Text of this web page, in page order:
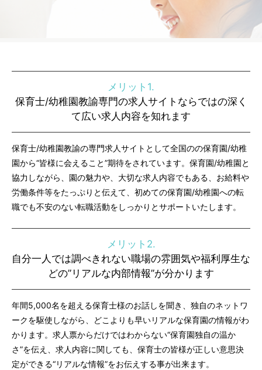
メリット1.
保育士/幼稚園教諭専門の求人サイトならではの深く
て広い求人内容を知れます
保育士/幼稚園教諭の専門求人サイトとして全国のの保育園/幼稚
園から“皆様に会えること”期待をされています。保育園/幼稚園と
協力しながら、園の魅力や、大切な求人内容でもある、お給料や
労働条件等をたっぷりと伝えて、初めての保育園/幼稚園への転
職でも不安のない転職活動をしっかりとサポートいたします。
メリット2.
自分一人では調べきれない職場の雰囲気や福利厚生な
どの”リアルな内部情報”が分かります
年間5,000名を超える保育士様のお話しを聞き、独自のネットワ
ークを駆使しながら、どこよりも早いリアルな保育園の情報がわ
かります。求人票からだけではわからない“保育園独自の温か
さ”を伝え、求人内容に関しても、保育士の皆様が正しい意思決
定ができる“リアルな情報”をお伝えする事が出来ます。